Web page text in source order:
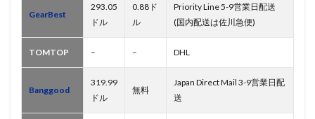
GearBest
293.05
ドル
0.88ド
ル
Priority Line 5-9営業日配送
(国内配送は佐川急便)
TOMTOP – – DHL
Banggood
319.99
ドル
無料
Japan Direct Mail 3-9営業日配
送